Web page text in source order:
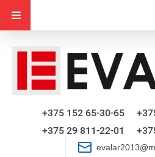
+375 152 65-30-65
+375 29 811-22-01